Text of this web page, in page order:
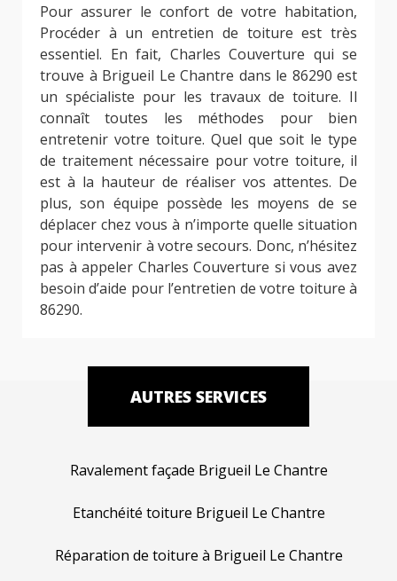
Pour assurer le confort de votre habitation,
Procéder à un entretien de toiture est très
essentiel. En fait, Charles Couverture qui se
trouve à Brigueil Le Chantre dans le 86290 est
un spécialiste pour les travaux de toiture. Il
connaît toutes les méthodes pour bien
entretenir votre toiture. Quel que soit le type
de traitement nécessaire pour votre toiture, il
est à la hauteur de réaliser vos attentes. De
plus, son équipe possède les moyens de se
déplacer chez vous à n’importe quelle situation
pour intervenir à votre secours. Donc, n’hésitez
pas à appeler Charles Couverture si vous avez
besoin d’aide pour l’entretien de votre toiture à
86290.
AUTRES SERVICES
Ravalement façade Brigueil Le Chantre
Etanchéité toiture Brigueil Le Chantre
Réparation de toiture à Brigueil Le Chantre